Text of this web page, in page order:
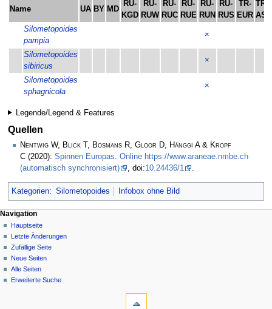
Name UA BY MD
RU-
KGD
RU-
RUW
RU-
RUC
RU-
RUE
RU-
RUN
RU-
RUS
TR-
EUR
TR-
ASI
Silometopoides
pampia
×
Silometopoides
sibiricus
×
Silometopoides
sphagnicola
×
Legende/Legend & Features
Quellen
Nentwig W, Blick T, Bosmans R, Gloor D, Hänggi A & Kropf
C (2020): Spinnen Europas. Online https://www.araneae.nmbe.ch
(automatisch synchronisiert)
, doi:10.24436/1 .
Kategorien: Silometopoides Infobox ohne Bild
Navigation
Hauptseite
Letzte Änderungen
Zufällige Seite
Neue Seiten
Alle Seiten
Erweiterte Suche